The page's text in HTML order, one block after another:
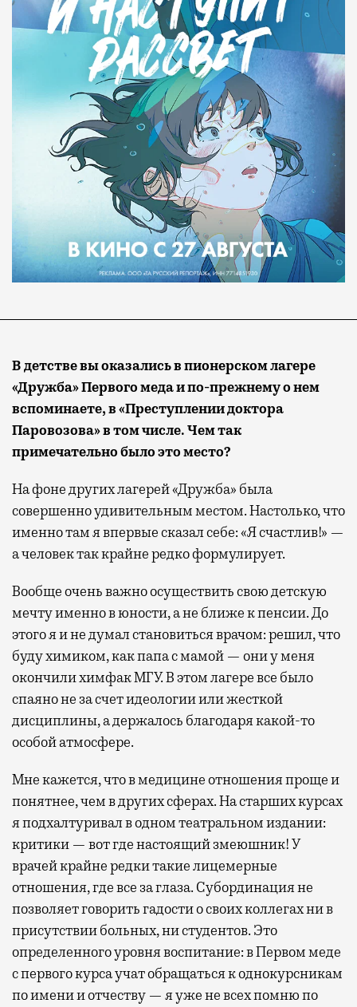
В детстве вы оказались в пионерском лагере
«Дружба»Первого меда и по-прежнему о нем
вспоминаете, в «Преступлении доктора
Паровозова» в том числе. Чем так
примечательно было это место?
На фоне других лагерей «Дружба» была
совершенно удивительным местом. Настолько, что
именно там я впервые сказал себе: «Я счастлив!» —
а человек так крайне редко формулирует.
Вообще очень важно осуществить свою детскую
мечту именно в юности, а не ближе к пенсии. До
этого я и не думал становиться врачом: решил, что
буду химиком, как папа с мамой — они у меня
окончили химфак МГУ. В этом лагере все было
спаяно не за счет идеологии или жесткой
дисциплины, а держалось благодаря какой-то
особой атмосфере.
Мне кажется, что в медицине отношения проще и
понятнее, чем в других сферах. На старших курсах
я подхалтуривал в одном театральном издании:
критики — вот где настоящий змеюшник! У
врачей крайне редки такие лицемерные
отношения, где все за глаза. Субординация не
позволяет говорить гадости о своих коллегах ни в
присутствии больных, ни студентов. Это
определенного уровня воспитание: в Первом меде
с первого курса учат обращаться к однокурсникам
по имени и отчеству — я уже не всех помню по